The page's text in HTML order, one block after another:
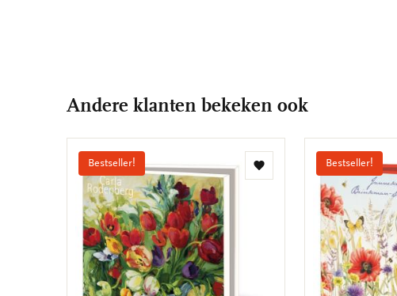
Andere klanten bekeken ook
Bestseller!
Toevoegen
Bestseller!